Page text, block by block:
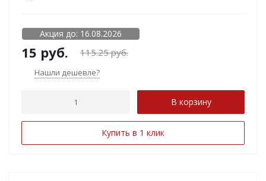
Акция до: 16.08.2026
15 руб. 115.25руб.
Нашли дешевле?
В корзину
Купить в 1 клик